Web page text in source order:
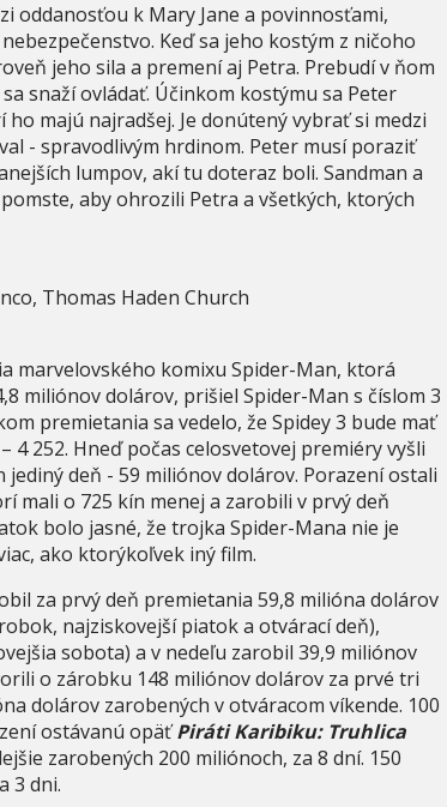
oddanosťou k Mary Jane a povinnosťami,
Keď sa jeho kostým z ničoho
jeho sila a premení aj Petra. Prebudí v ňom
snaží ovládať. Účinkom kostýmu sa Peter
majú najradšej. Je donútený vybrať si medzi
- spravodlivým hrdinom. Peter musí poraziť
lumpov, akí tu doteraz boli. Sandman a
aby ohrozili Petra a všetkých, ktorých
Thomas Haden Church
marvelovského komixu Spider-Man, ktorá
miliónov dolárov, prišiel Spider-Man s číslom 3
premietania sa vedelo, že Spidey 3 bude mať
252. Hneď počas celosvetovej premiéry vyšli
deň - 59 miliónov dolárov. Porazení ostali
mali o 725 kín menej a zarobili v prvý deň
bolo jasné, že trojka Spider-Mana nie je
ako ktorýkoľvek iný film.
za prvý deň premietania 59,8 milióna dolárov
najziskovejší piatok a otvárací deň),
sobota) a v nedeľu zarobil 39,9 miliónov
o zárobku 148 miliónov dolárov za prvé tri
dolárov zarobených v otváracom víkende. 100
ostávanú opäťPiráti Karibiku: Truhlica
zarobených 200 miliónoch, za 8 dní. 150
3 dni.